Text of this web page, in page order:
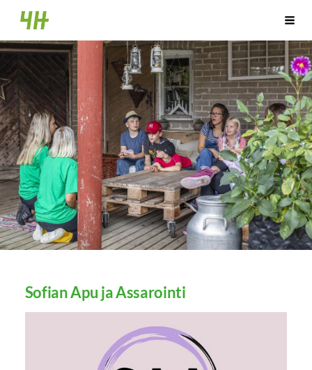
Siirry
sivun
sisältöön
Huittisten 4H-yhdistys
Sofian Apu ja Assarointi